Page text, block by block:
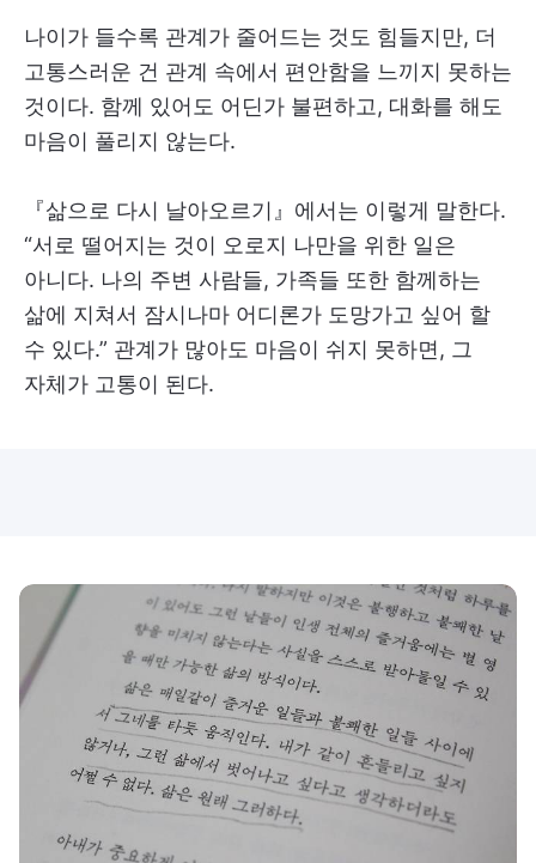
나이가 들수록 관계가 줄어드는 것도 힘들지만, 더
고통스러운 건 관계 속에서 편안함을 느끼지 못하는
것이다. 함께 있어도 어딘가 불편하고, 대화를 해도
마음이 풀리지 않는다.
『삶으로 다시 날아오르기』에서는 이렇게 말한다.
“서로 떨어지는 것이 오로지 나만을 위한 일은
아니다. 나의 주변 사람들, 가족들 또한 함께하는
삶에 지쳐서 잠시나마 어디론가 도망가고 싶어 할
수 있다.” 관계가 많아도 마음이 쉬지 못하면, 그
자체가 고통이 된다.